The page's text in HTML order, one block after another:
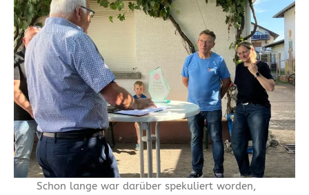
Schon lange war darüber spekuliert worden,